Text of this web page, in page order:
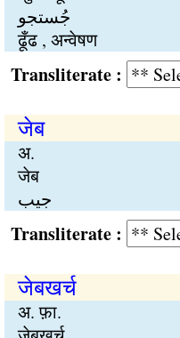
جُستجو
ढूँढ , अन्वेषण
:
जेब
अ.
जेब
جیب
:
जेबखर्च
अ. फ़ा.